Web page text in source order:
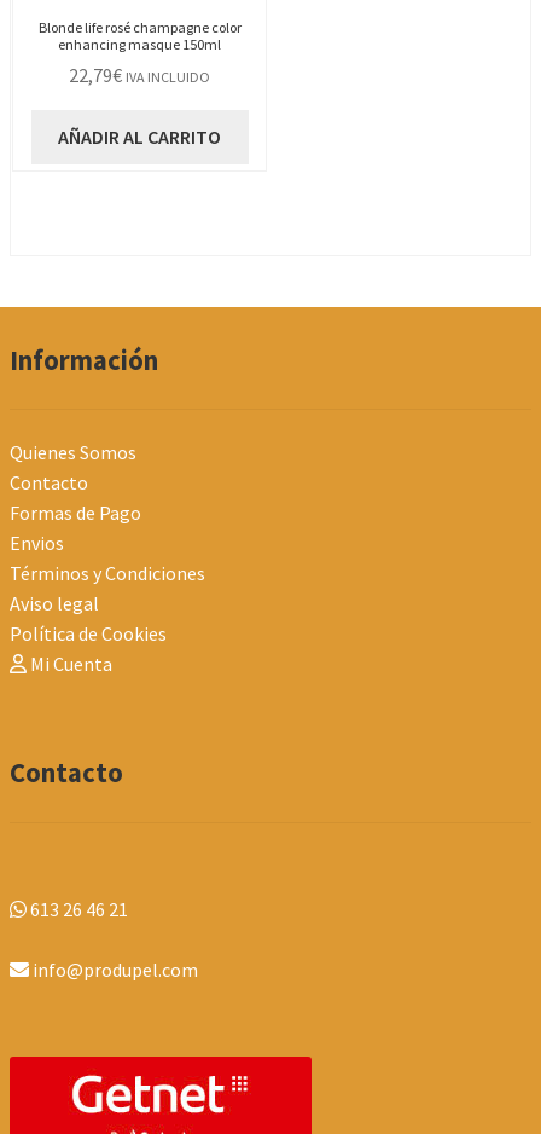
Blonde life rosé champagne color
enhancing masque 150ml
22,79€ IVA INCLUIDO
AÑADIR AL CARRITO
Información
Quienes Somos
Contacto
Formas de Pago
Envios
Términos y Condiciones
Aviso legal
Política de Cookies
Mi Cuenta
Contacto
613 26 46 21
info@produpel.com